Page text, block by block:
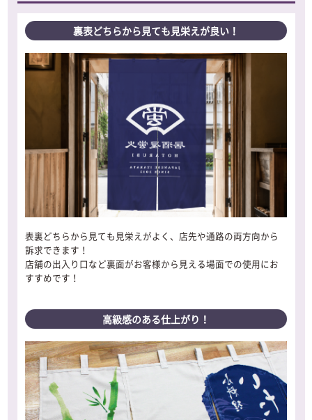
裏表どちらから見ても見栄えが良い！
表裏どちらから見ても見栄えがよく、店先や通路の両方向から
訴求できます！
店舗の出入り口など裏面がお客様から見える場面での使用にお
すすめです！
高級感のある仕上がり！